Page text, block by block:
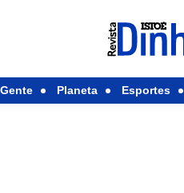
Gente Planeta Esportes